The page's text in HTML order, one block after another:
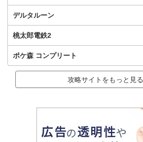
デルタルーン
桃太郎電鉄2
ポケ森 コンプリート
攻略サイトをもっと見る